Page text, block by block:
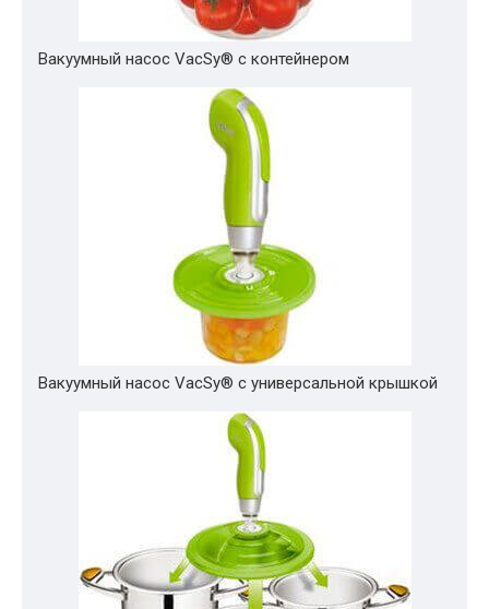
Вакуумный насос VacSy® с контейнером
Вакуумный насос VacSy® с универсальной крышкой